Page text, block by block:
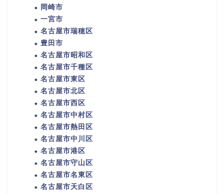
岡崎市
一宮市
名古屋市瑞穂区
豊田市
名古屋市昭和区
名古屋市千種区
名古屋市東区
名古屋市北区
名古屋市西区
名古屋市中村区
名古屋市熱田区
名古屋市中川区
名古屋市港区
名古屋市守山区
名古屋市名東区
名古屋市天白区